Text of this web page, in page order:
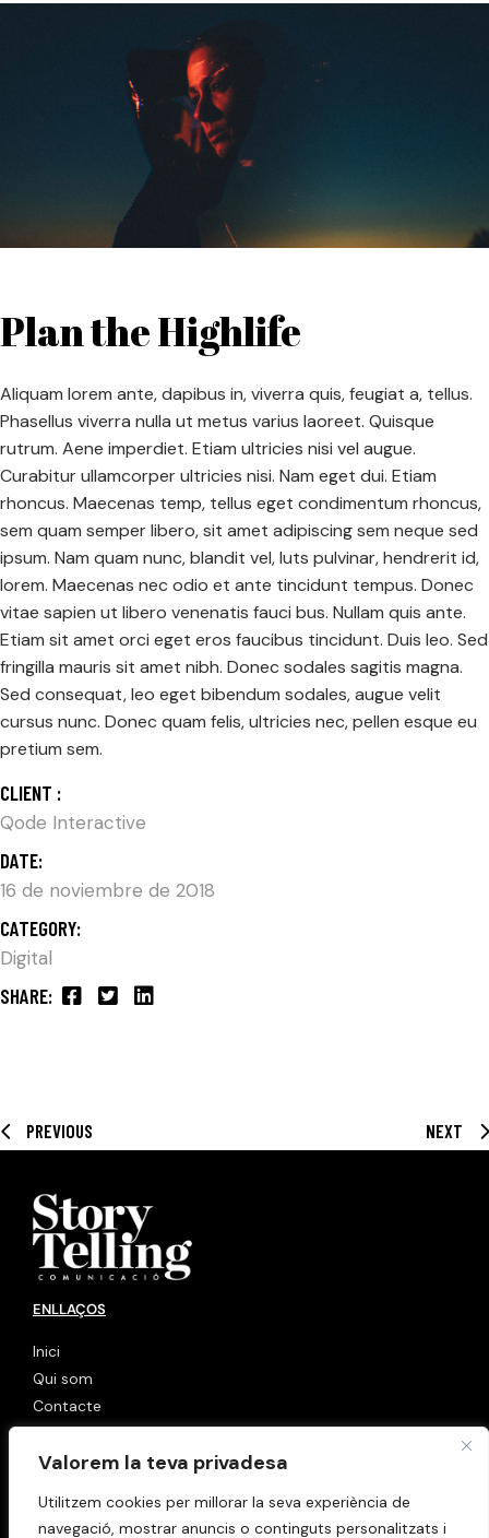
Valorem la teva privadesa
Utilitzem cookies per millorar la seva experiència de
navegació, mostrar anuncis o continguts personalitzats i
Plan the Highlife
Aliquam lorem ante, dapibus in, viverra quis, feugiat a, tellus.
Phasellus viverra nulla ut metus varius laoreet. Quisque
rutrum. Aene imperdiet. Etiam ultricies nisi vel augue.
Curabitur ullamcorper ultricies nisi. Nam eget dui. Etiam
rhoncus. Maecenas temp, tellus eget condimentum rhoncus,
sem quam semper libero, sit amet adipiscing sem neque sed
ipsum. Nam quam nunc, blandit vel, luts pulvinar, hendrerit id,
lorem. Maecenas nec odio et ante tincidunt tempus. Donec
vitae sapien ut libero venenatis fauci bus. Nullam quis ante.
Etiam sit amet orci eget eros faucibus tincidunt. Duis leo. Sed
fringilla mauris sit amet nibh. Donec sodales sagitis magna.
Sed consequat, leo eget bibendum sodales, augue velit
cursus nunc. Donec quam felis, ultricies nec, pellen esque eu
pretium sem.
CLIENT :
Qode Interactive
DATE:
16 de noviembre de 2018
CATEGORY:
Digital
SHARE:
PREVIOUS NEXT
ENLLAÇOS
Inici
Qui som
Contacte
Avis Legal